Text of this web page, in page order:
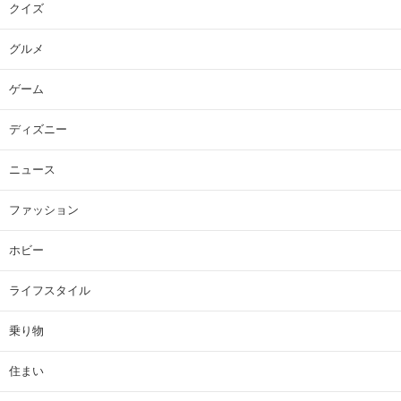
クイズ
グルメ
ゲーム
ディズニー
ニュース
ファッション
ホビー
ライフスタイル
乗り物
住まい